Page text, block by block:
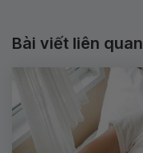
Bài viết liên quan